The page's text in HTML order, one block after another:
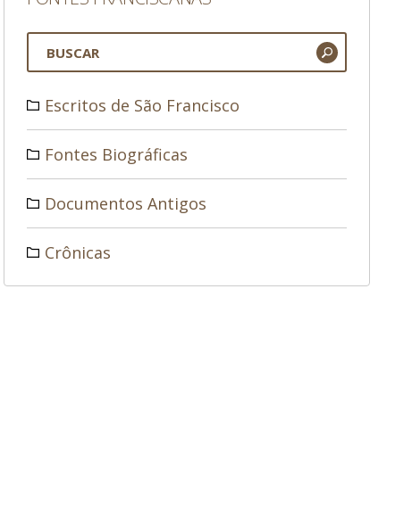
Escritos de São Francisco
Fontes Biográficas
Documentos Antigos
Crônicas